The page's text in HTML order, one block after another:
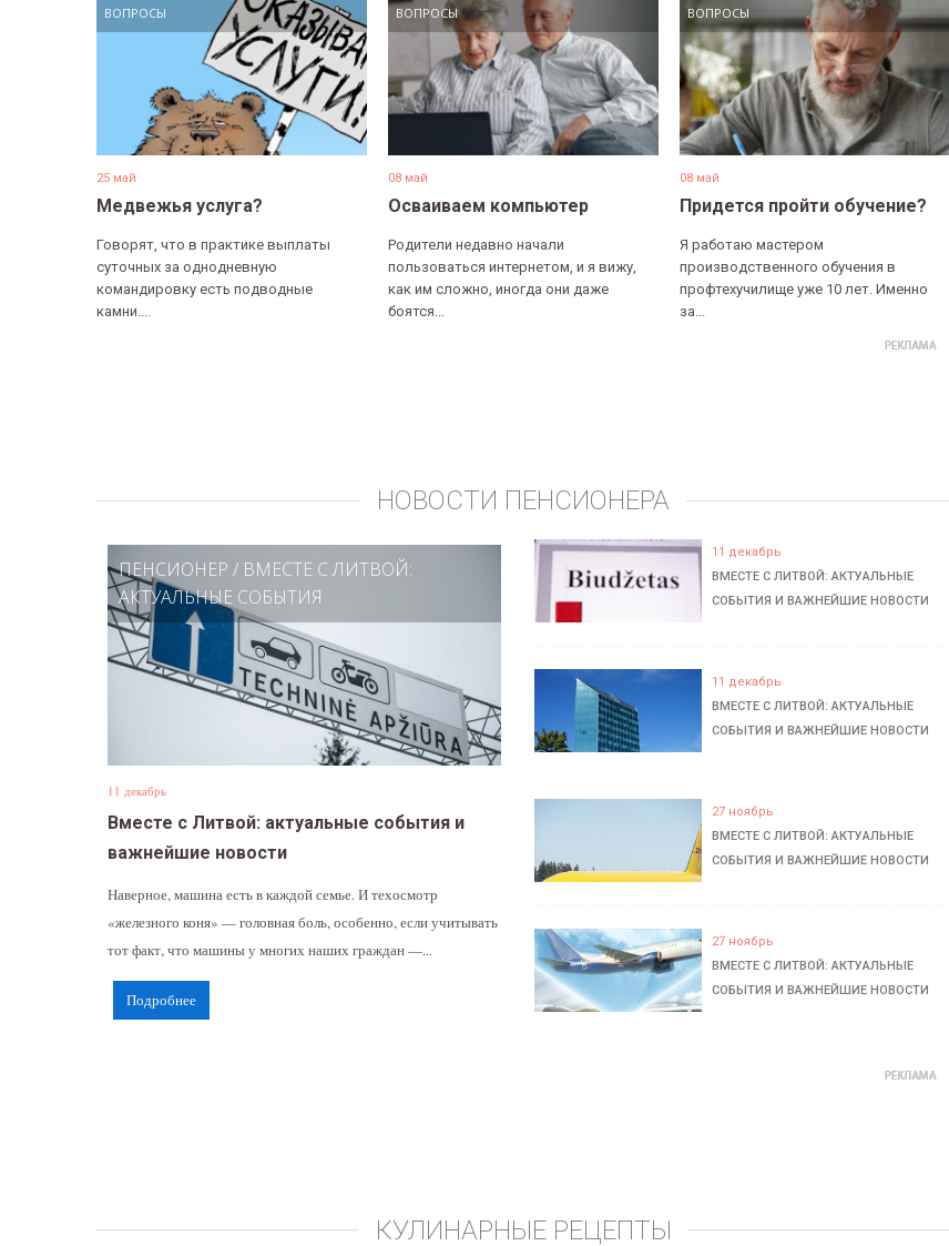
ВОПРОСЫ
25 май
Медвежья услуга?
Говорят, что в практике выплаты
суточных за однодневную
командировку есть подводные
камни....
ВОПРОСЫ
08 май
Осваиваем компьютер
Родители недавно начали
пользоваться интернетом, и я вижу,
как им сложно, иногда они даже
боятся...
ВОПРОСЫ
08 май
Придется пройти обучение?
Я работаю мастером
производственного обучения в
профтехучилище уже 10 лет. Именно
за...
НОВОСТИ ПЕНСИОНЕРА
ПЕНСИОНЕР / ВМЕСТЕ С ЛИТВОЙ:
АКТУАЛЬНЫЕ СОБЫТИЯ
11 декабрь
Вместе с Литвой: актуальные события и
важнейшие новости
Наверное, машина есть в каждой семье. И техосмотр
«железного коня» — головная боль, особенно, если учитывать
тот факт, что машины у многих наших граждан —...
Подробнее
11 декабрь
ВМЕСТЕ С ЛИТВОЙ: АКТУАЛЬНЫЕ
СОБЫТИЯ И ВАЖНЕЙШИЕ НОВОСТИ
11 декабрь
ВМЕСТЕ С ЛИТВОЙ: АКТУАЛЬНЫЕ
СОБЫТИЯ И ВАЖНЕЙШИЕ НОВОСТИ
27 ноябрь
ВМЕСТЕ С ЛИТВОЙ: АКТУАЛЬНЫЕ
СОБЫТИЯ И ВАЖНЕЙШИЕ НОВОСТИ
27 ноябрь
ВМЕСТЕ С ЛИТВОЙ: АКТУАЛЬНЫЕ
СОБЫТИЯ И ВАЖНЕЙШИЕ НОВОСТИ
КУЛИНАРНЫЕ РЕЦЕПТЫ